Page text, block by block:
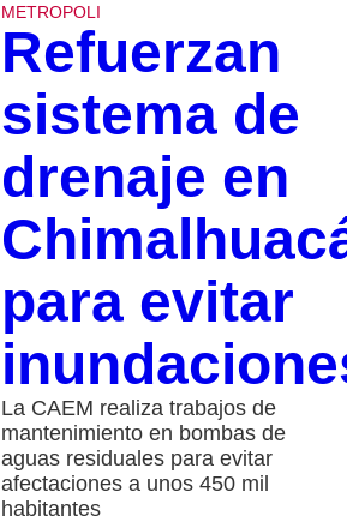
METROPOLI
Refuerzan
sistema de
drenaje en
para evitar
La CAEM realiza trabajos de
mantenimiento en bombas de
aguas residuales para evitar
afectaciones a unos 450 mil
habitantes